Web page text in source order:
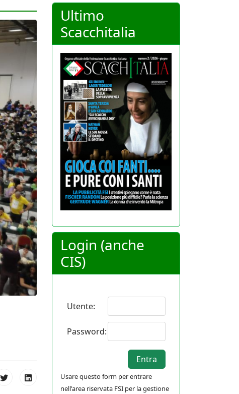
Ultimo
Scacchitalia
Login (anche
CIS)
Utente:
Password:
Usare questo form per entrare
nell'area riservata FSI per la gestione